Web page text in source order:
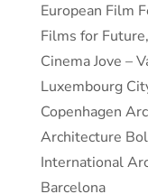
European Film
Films for
Cinema Jove –
Luxembourg
Copenhagen
Architecture
International
Barcelona